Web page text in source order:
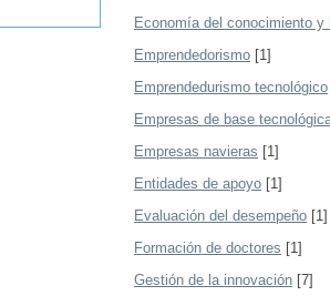
Economía del conocimiento y
Emprendedorismo [1]
Emprendedurismo tecnológico
Empresas de base
Empresas navieras [1]
Entidades de apoyo [1]
Evaluación del desempeño [1]
Formación de doctores [1]
Gestión de la innovación [7]